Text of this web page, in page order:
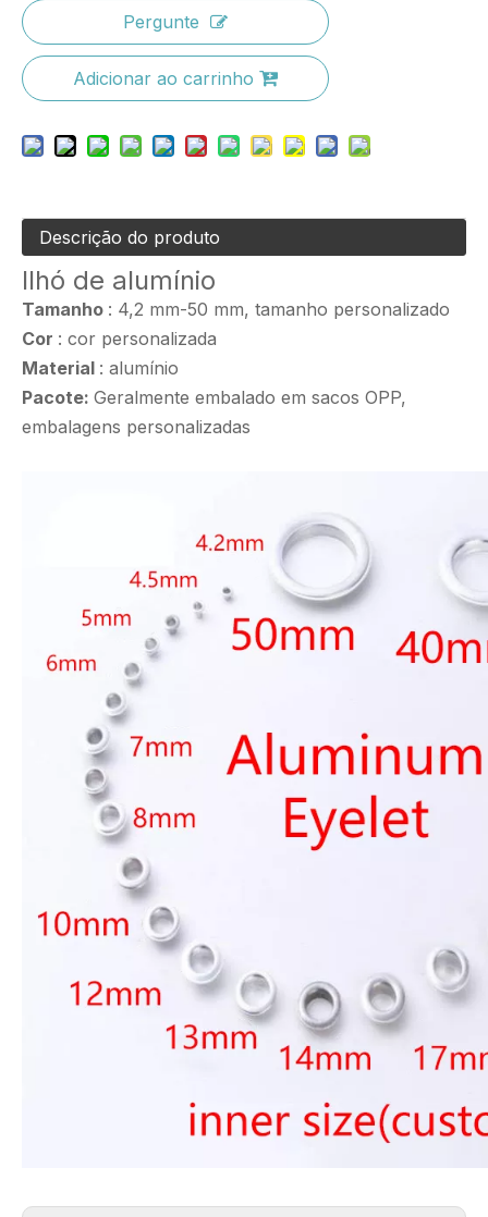
Pergunte
Adicionar ao carrinho
Descrição do produto
Ilhó de alumínio
Tamanho : 4,2 mm-50 mm, tamanho personalizado
Cor : cor personalizada
Material : alumínio
Pacote: Geralmente embalado em sacos OPP,
embalagens personalizadas